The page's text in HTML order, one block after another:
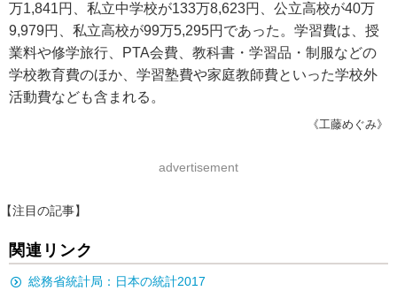
万1,841円、私立中学校が133万8,623円、公立高校が40万
9,979円、私立高校が99万5,295円であった。学習費は、授
業料や修学旅行、PTA会費、教科書・学習品・制服などの
学校教育費のほか、学習塾費や家庭教師費といった学校外
活動費なども含まれる。
《工藤めぐみ》
advertisement
【注目の記事】
関連リンク
総務省統計局：日本の統計2017